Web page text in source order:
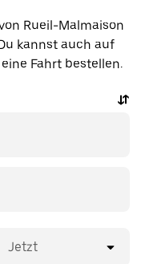
Rueil-Malmaison
kannst auch auf
Fahrt bestellen.
Jetzt